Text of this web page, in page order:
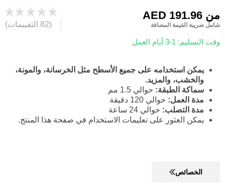
من
شامل ضريبة القيمة المضافة
وقت التسليم: 1-3 أيام العمل
(82 التقييمات)
يمكن استخدامه على جميع الأسطح مثل الخرسانة، والمونة،
والخشب، والمزيد.
سماكة الطبقة: حوالي 1.5 مم
مدة العمل: حوالي 120 دقيقة
مدة التصلب: حوالي 24 ساعة
يمكن العثور على تعليمات الاستخدام في صفحة هذا المنتج.
الخصائص